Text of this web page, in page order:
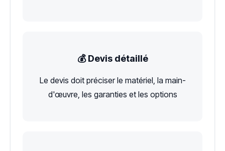
💰 Devis détaillé
Le devis doit préciser le matériel, la main-
d'œuvre, les garanties et les options